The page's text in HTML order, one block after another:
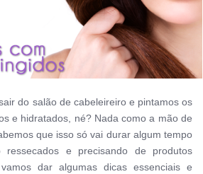
do salão de cabeleireiro e pintamos os
e hidratados, né? Nada como a mão de
que isso só vai durar algum tempo
e precisando de produtos
dar algumas dicas essenciais e